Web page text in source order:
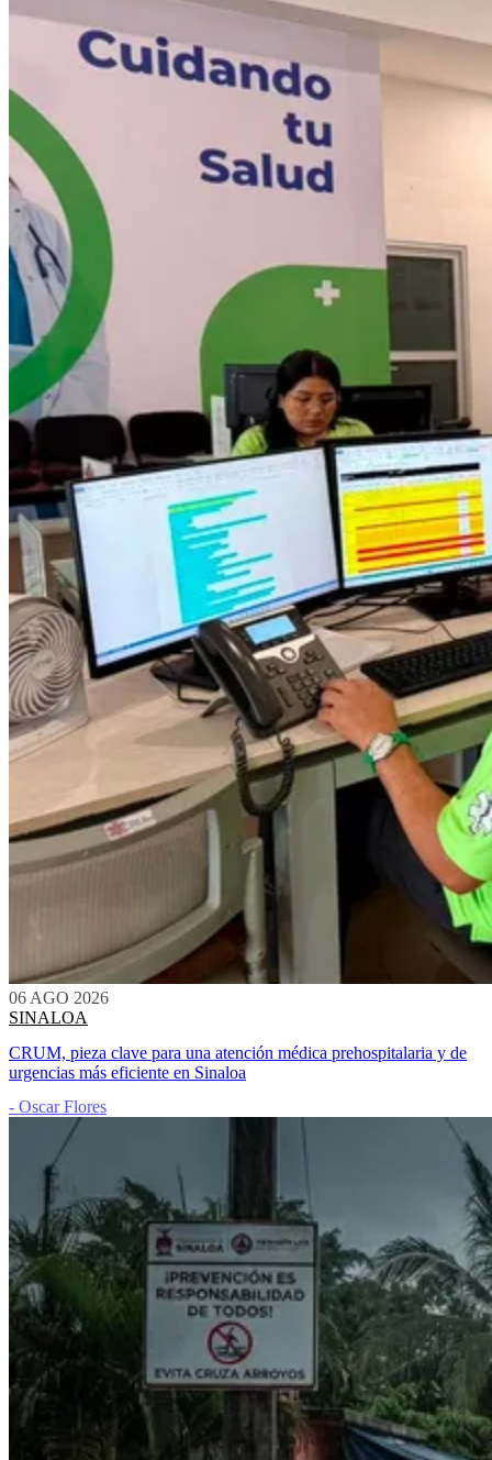
06 AGO 2026
SINALOA
CRUM, pieza clave para una atención médica prehospitalaria y de
urgencias más eficiente en Sinaloa
- Oscar Flores